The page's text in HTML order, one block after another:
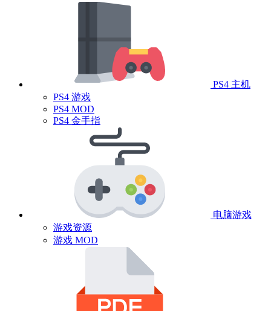
PS4 主机
PS4 游戏
PS4 MOD
PS4 金手指
电脑游戏
游戏资源
游戏 MOD